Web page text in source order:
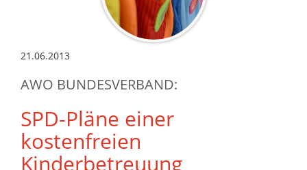
21.06.2013
AWO BUNDESVERBAND:
SPD-Pläne einer
kostenfreien
Kinderbetreuung